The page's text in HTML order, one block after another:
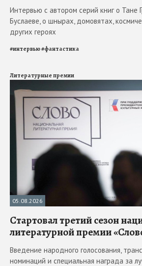
Интервью с автором серий книг о Тане
Буслаеве, о шнырах, домовятах,
других героях
#интервью#фантастика
Литературные премии
05.08.2026
Стартовал третий сезон
литературной премии
Введение народного голосования,
номинаций и специальная награда за